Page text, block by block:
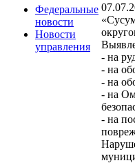
Федеральные
новости
Новости
управления
- на
- на
- на
- на
- на